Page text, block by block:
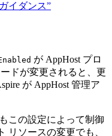
イダンス”
が AppHost プロ
ドが変更されると、更
が AppHost 管理ア
この設定によって制御
リソースの変更でも、